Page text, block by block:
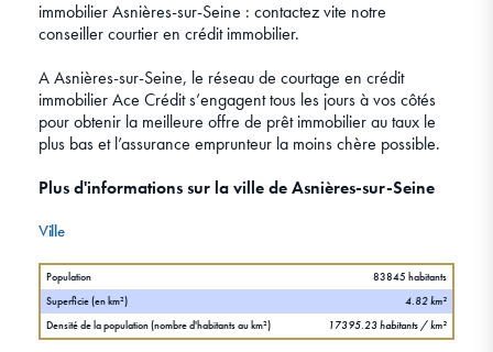
immobilier Asnières-sur-Seine : contactez vite notre
conseiller courtier en crédit immobilier.
A Asnières-sur-Seine, le réseau de courtage en crédit
immobilier Ace Crédit s’engagent tous les jours à vos côtés
pour obtenir la meilleure offre de prêt immobilier au taux le
plus bas et l’assurance emprunteur la moins chère possible.
Plus d'informations sur la ville de Asnières-sur-Seine
Ville
Population
83845 habitants
Superficie (en km²)
4.82 km²
Densité de la population (nombre d'habitants au km²)
17395.23 habitants / km²